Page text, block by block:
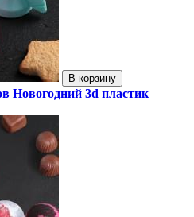
В корзину
Новогодний 3d пластик